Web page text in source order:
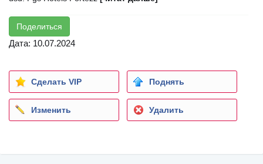
Поделиться
Дата: 10.07.2024
Сделать VIP Поднять
Изменить Удалить